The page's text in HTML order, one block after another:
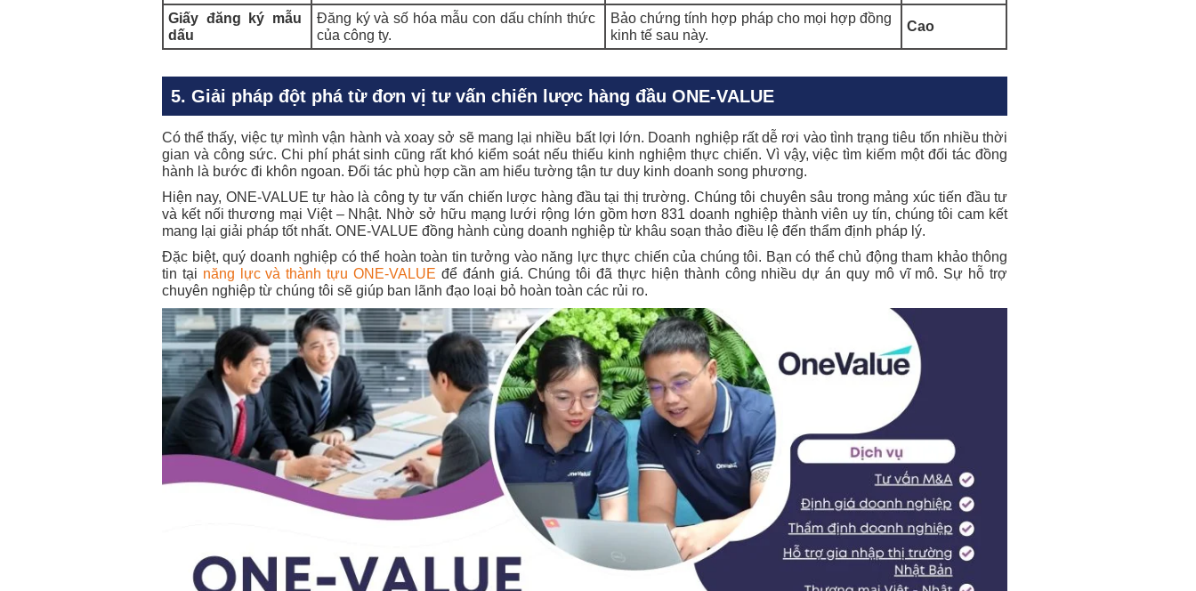
Giấy đăng ký mẫu
dấu
Đăng ký và số hóa mẫu con dấu chính thức
của công ty.
Bảo chứng tính hợp pháp cho mọi hợp đồng
kinh tế sau này.
Cao
5. Giải pháp đột phá từ đơn vị tư vấn chiến lược hàng đầu ONE-VALUE
Có thể thấy, việc tự mình vận hành và xoay sở sẽ mang lại nhiều bất lợi lớn. Doanh nghiệp rất dễ rơi vào tình trạng tiêu tốn nhiều thời
gian và công sức. Chi phí phát sinh cũng rất khó kiểm soát nếu thiếu kinh nghiệm thực chiến. Vì vậy, việc tìm kiếm một đối tác đồng
hành là bước đi khôn ngoan. Đối tác phù hợp cần am hiểu tường tận tư duy kinh doanh song phương.
Hiện nay, ONE-VALUE tự hào là công ty tư vấn chiến lược hàng đầu tại thị trường. Chúng tôi chuyên sâu trong mảng xúc tiến đầu tư
và kết nối thương mại Việt – Nhật. Nhờ sở hữu mạng lưới rộng lớn gồm hơn 831 doanh nghiệp thành viên uy tín, chúng tôi cam kết
mang lại giải pháp tốt nhất. ONE-VALUE đồng hành cùng doanh nghiệp từ khâu soạn thảo điều lệ đến thẩm định pháp lý.
Đặc biệt, quý doanh nghiệp có thể hoàn toàn tin tưởng vào năng lực thực chiến của chúng tôi. Bạn có thể chủ động tham khảo thông
tin tại năng lực và thành tựu ONE-VALUE để đánh giá. Chúng tôi đã thực hiện thành công nhiều dự án quy mô vĩ mô. Sự hỗ trợ
chuyên nghiệp từ chúng tôi sẽ giúp ban lãnh đạo loại bỏ hoàn toàn các rủi ro.